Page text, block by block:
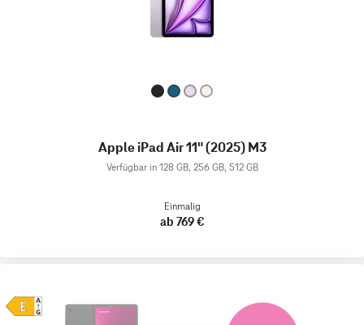
Apple iPad Air 11" (2025) M3
Verfügbar in 128 GB, 256 GB, 512 GB
Einmalig
ab 769 €